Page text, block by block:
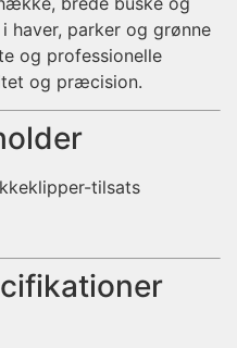
parker og grønne
og professionelle
og præcision.
tilsats